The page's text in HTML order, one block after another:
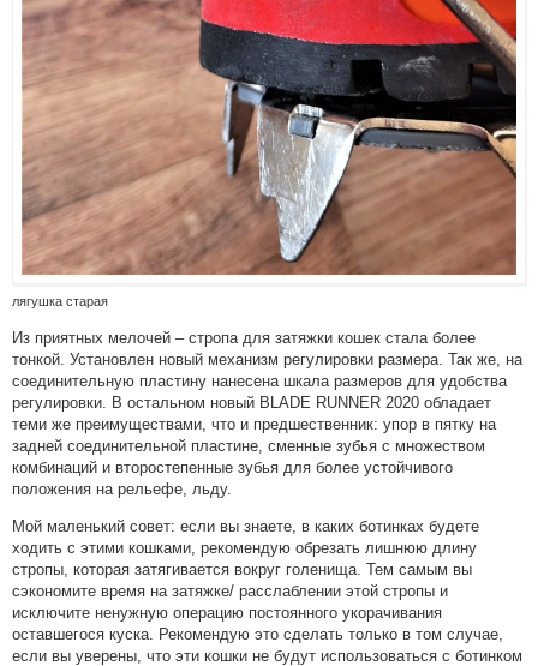
лягушка старая
Из приятных мелочей – стропа для затяжки кошек стала более
тонкой. Установлен новый механизм регулировки размера. Так же, на
соединительную пластину нанесена шкала размеров для удобства
регулировки. В остальном новый BLADE RUNNER 2020 обладает
теми же преимуществами, что и предшественник: упор в пятку на
задней соединительной пластине, сменные зубья с множеством
комбинаций и второстепенные зубья для более устойчивого
положения на рельефе, льду.
Мой маленький совет: если вы знаете, в каких ботинках будете
ходить с этими кошками, рекомендую обрезать лишнюю длину
стропы, которая затягивается вокруг голенища. Тем самым вы
сэкономите время на затяжке/ расслаблении этой стропы и
исключите ненужную операцию постоянного укорачивания
оставшегося куска. Рекомендую это сделать только в том случае,
если вы уверены, что эти кошки не будут использоваться с ботинком